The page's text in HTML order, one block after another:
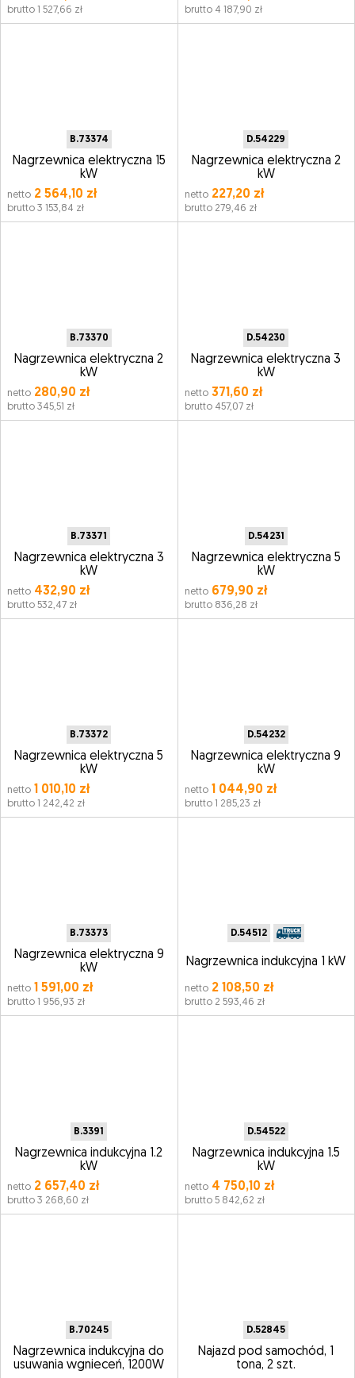
brutto 1 527,66 zł brutto 4 187,90 zł
B.73374
Nagrzewnica elektryczna 15
kW
netto 2 564,10 zł
brutto 3 153,84 zł
D.54229
Nagrzewnica elektryczna 2
kW
netto227,20 zł
brutto 279,46 zł
B.73370
Nagrzewnica elektryczna 2
kW
netto 280,90 zł
brutto 345,51 zł
D.54230
Nagrzewnica elektryczna 3
kW
netto371,60 zł
brutto 457,07 zł
B.73371
Nagrzewnica elektryczna 3
kW
netto 432,90 zł
brutto 532,47 zł
D.54231
Nagrzewnica elektryczna 5
kW
netto679,90 zł
brutto 836,28 zł
B.73372
Nagrzewnica elektryczna 5
kW
netto 1 010,10 zł
brutto 1 242,42 zł
D.54232
Nagrzewnica elektryczna 9
kW
netto1 044,90 zł
brutto 1 285,23 zł
B.73373
Nagrzewnica elektryczna 9
kW
netto 1 591,00 zł
brutto 1 956,93 zł
D.54512
Nagrzewnica indukcyjna 1 kW
netto2 108,50 zł
brutto 2 593,46 zł
B.3391
Nagrzewnica indukcyjna 1.2
kW
netto 2 657,40 zł
brutto 3 268,60 zł
D.54522
Nagrzewnica indukcyjna 1.5
kW
netto4 750,10 zł
brutto 5 842,62 zł
B.70245
Nagrzewnica indukcyjna do
usuwania wgnieceń, 1200W
D.52845
Najazd pod samochód, 1
tona, 2 szt.